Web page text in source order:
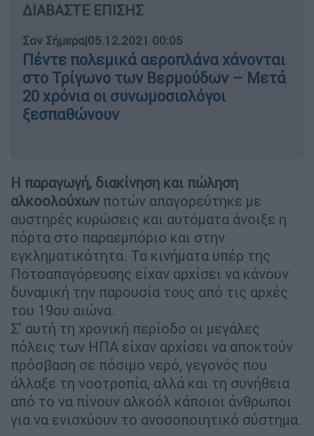
ΔΙΑΒΑΣΤΕ ΕΠΙΣΗΣ
Σαν Σήμερα|05.12.2021 00:05
Πέντε πολεμικά αεροπλάνα χάνονται
στο Τρίγωνο των Βερμούδων – Μετά
20 χρόνια οι συνωμοσιολόγοι
ξεσπαθώνουν
Η παραγωγή, διακίνηση και πώληση
αλκοολούχων ποτών απαγορεύτηκε με
αυστηρές κυρώσεις και αυτόματα άνοιξε η
πόρτα στο παραεμπόριο και στην
εγκληματικότητα. Τα κινήματα υπέρ της
Ποτοαπαγόρευσης είχαν αρχίσει να κάνουν
δυναμική την παρουσία τους από τις αρχές
του 19ου αιώνα.
Σ’ αυτή τη χρονική περίοδο οι μεγάλες
πόλεις των ΗΠΑ είχαν αρχίσει να αποκτούν
πρόσβαση σε πόσιμο νερό, γεγονός που
άλλαξε τη νοοτροπία, αλλά και τη συνήθεια
από το να πίνουν αλκοόλ κάποιοι άνθρωποι
για να ενισχύουν το ανοσοποιητικό σύστημα.